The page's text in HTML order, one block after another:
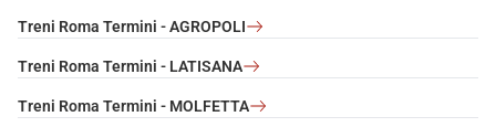
Treni Roma Termini - AGROPOLI
Treni Roma Termini - LATISANA
Treni Roma Termini - MOLFETTA